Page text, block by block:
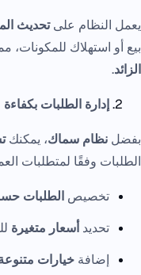
يعمل النظام علىتحديث
بيع أو استهلاك للمكونات،
الزائد.
إدارة الطلبات بكفاءة
بفضل نظام سماك، يمكنك
الطلبات وفقًا لمتطلبات
تخصيص الطلبات
تحديد أسعار متغيرة
إضافة خيارات